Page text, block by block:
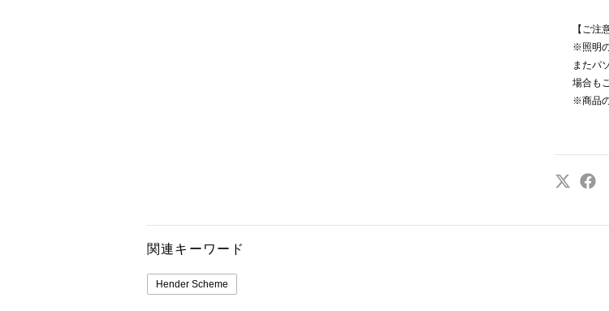
【ご注
※照明
またパ
場合も
※商品
関連キーワード
Hender Scheme